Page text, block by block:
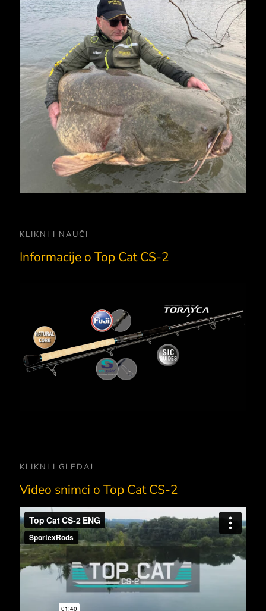
KLIKNI I NAUČI
Informacije o Top Cat CS-2
Toray High Performance
Carbon
tolles Material, leider in
Jahren in guter Qualität
teuer geworden. Dennoch,
Kork-Griffe sind zu 100% aus
in Premiumklassen 3A bis
ist ein reines Naturprodukt.
und gelegentlich
Fuji TVS
Ein Klasse-Ring für unsere
Ruten! Sehr stabil und leicht gebaut, in
den Größen perfekt abgestimmt auf
unseren Rutenaufbau!
Seaguide SIC-Ringe
Ein Klasse-Ring für unsere Ruten!
Sehr stabil und leicht gebaut, in den
Größen perfekt abgestimmt auf
unseren Rutenaufbau!
KLIKNI I GLEDAJ
Video snimci o Top Cat CS-2